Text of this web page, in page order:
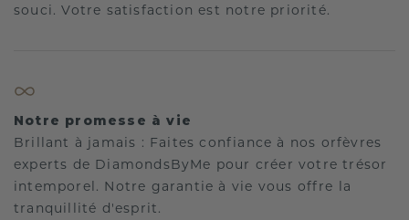
souci. Votre satisfaction est notre priorité.
Notre promesse à vie
Brillant à jamais : Faites confiance à nos orfèvres
experts de DiamondsByMe pour créer votre trésor
intemporel. Notre garantie à vie vous offre la
tranquillité d'esprit.